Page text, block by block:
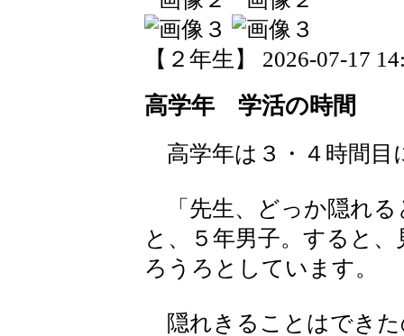
【２年生】 2026-07-17
高学年 学活の時間
高学年は３・４時間目
「先生、どっか隠れる
と、５年男子。すると
ろうろとしています。
隠れきることはでき